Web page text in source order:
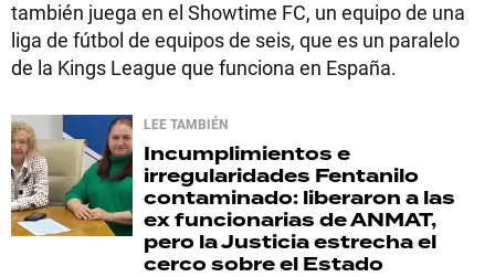
también juega en el Showtime FC, un equipo de una
liga de fútbol de equipos de seis, que es un paralelo
de la Kings League que funciona en España.
LEE TAMBIÉN
Incumplimientos e
irregularidades Fentanilo
contaminado: liberaron a las
ex funcionarias de ANMAT,
pero la Justicia estrecha el
cerco sobre el Estado